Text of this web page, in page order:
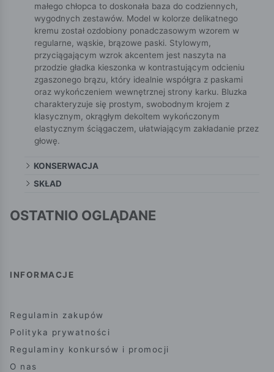
małego chłopca to doskonała baza do codziennych,
wygodnych zestawów. Model w kolorze delikatnego
kremu został ozdobiony ponadczasowym wzorem w
regularne, wąskie, brązowe paski. Stylowym,
przyciągającym wzrok akcentem jest naszyta na
przodzie gładka kieszonka w kontrastującym odcieniu
zgaszonego brązu, który idealnie współgra z paskami
oraz wykończeniem wewnętrznej strony karku. Bluzka
charakteryzuje się prostym, swobodnym krojem z
klasycznym, okrągłym dekoltem wykończonym
elastycznym ściągaczem, ułatwiającym zakładanie przez
głowę.
KONSERWACJA
SKŁAD
OSTATNIO OGLĄDANE
INFORMACJE
Regulamin zakupów
Polityka prywatności
Regulaminy konkursów i promocji
O nas